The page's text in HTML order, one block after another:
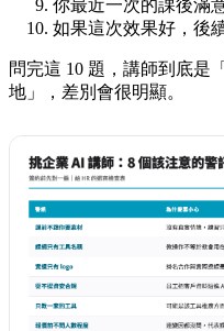
你最近一次的課後滿
如果這次效果好，後
問完這 10 題，講師到底是
地」，差別會很明顯。